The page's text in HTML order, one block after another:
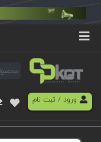
ورود/ ثبت نام